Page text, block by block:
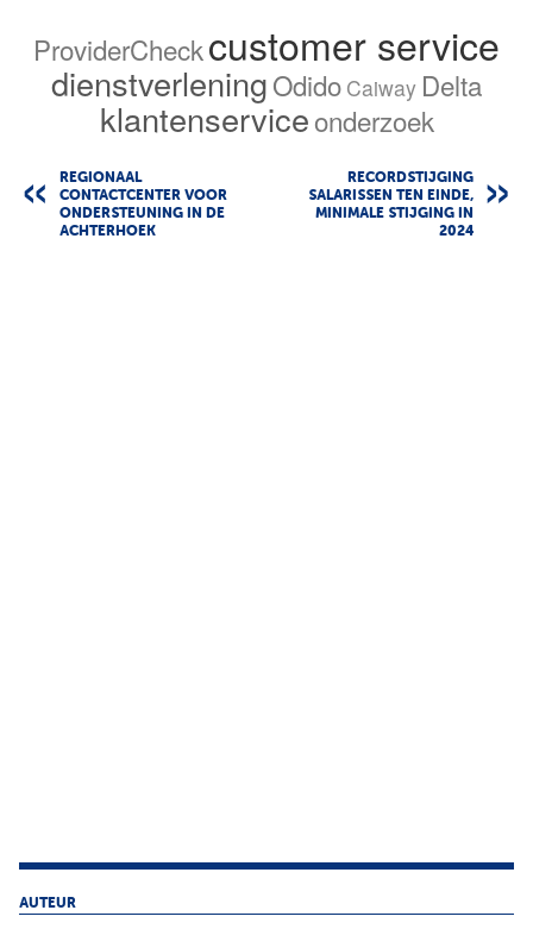
ProviderCheckcustomer service
dienstverleningOdido Caiway Delta
klantenserviceonderzoek
REGIONAAL
CONTACTCENTER VOOR
ONDERSTEUNING IN DE
ACHTERHOEK
RECORDSTIJGING
SALARISSEN TEN EINDE,
MINIMALE STIJGING IN
2024
AUTEUR